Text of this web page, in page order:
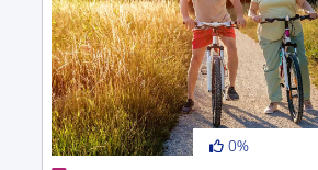
0%